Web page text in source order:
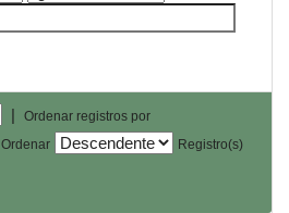
|
Ordenar registros por
Ordenar
Registro(s)